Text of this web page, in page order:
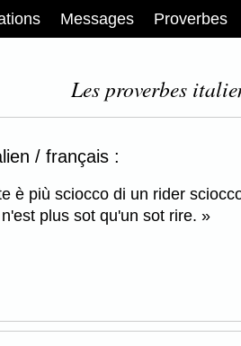
Messages Proverbes
Les proverbes
/ français :
è più sciocco di un rider
plus sot qu'un sot rire.